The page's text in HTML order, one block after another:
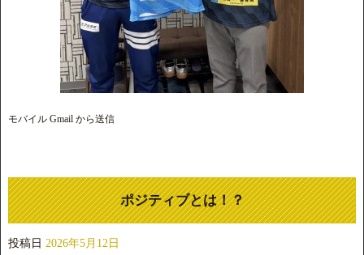
モバイル Gmail から送信
ポジティブとは！？
投稿日 2026年5月12日